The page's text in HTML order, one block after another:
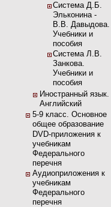
Система Д.Б.
Эльконина -
В.В. Давыдова.
Учебники и
пособия
Система Л.В.
Занкова.
Учебники и
пособия
Иностранный язык.
Английский
5-9 класс. Основное
общее образование
DVD-приложения к
учебникам
Федерального
перечня
Аудиоприложения к
учебникам
Федерального
перечня